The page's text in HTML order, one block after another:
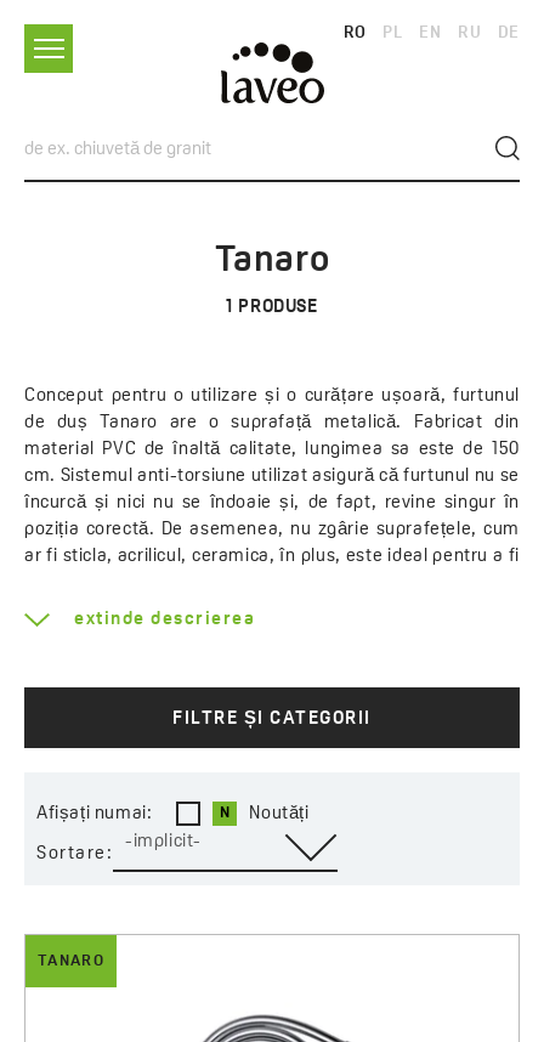
RO PL EN RU DE
Tanaro
PRODUSE
Conceput pentru o utilizare și o curățare ușoară, furtunul
de duș Tanaro are o suprafață metalică. Fabricat din
material PVC de înaltă calitate, lungimea sa este de 150
cm. Sistemul anti-torsiune utilizat asigură că furtunul nu se
încurcă și nici nu se îndoaie și, de fapt, revine singur în
poziția corectă. De asemenea, nu zgârie suprafețele, cum
ar fi sticla, acrilicul, ceramica, în plus, este ideal pentru a fi
extinde descrierea
FILTRE ȘI CATEGORII
Afișați numai: Noutăți
Sortare:
-implicit-
TANARO